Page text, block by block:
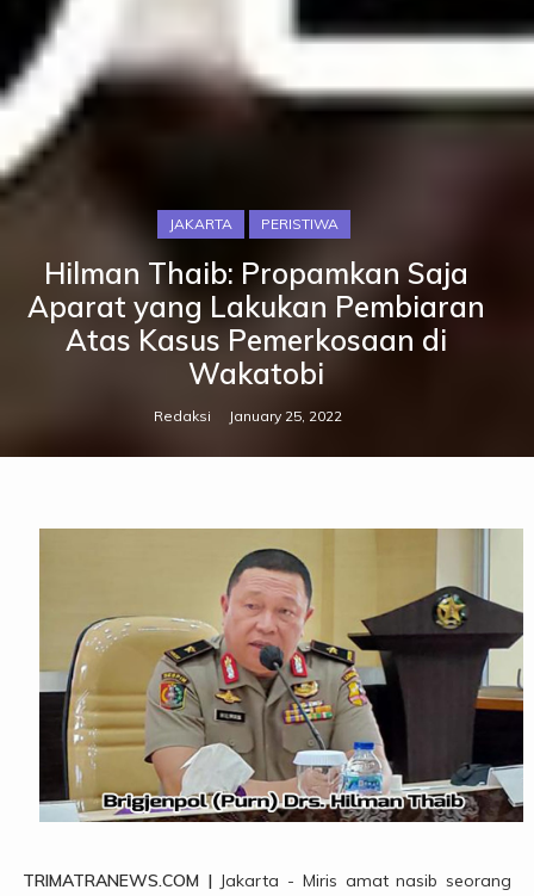
JAKARTA PERISTIWA
Hilman Thaib: Propamkan Saja
Aparat yang Lakukan Pembiaran
Atas Kasus Pemerkosaan di
Wakatobi
Redaksi January 25, 2022
TRIMATRANEWS.COM | Jakarta - Miris amat nasib seorang